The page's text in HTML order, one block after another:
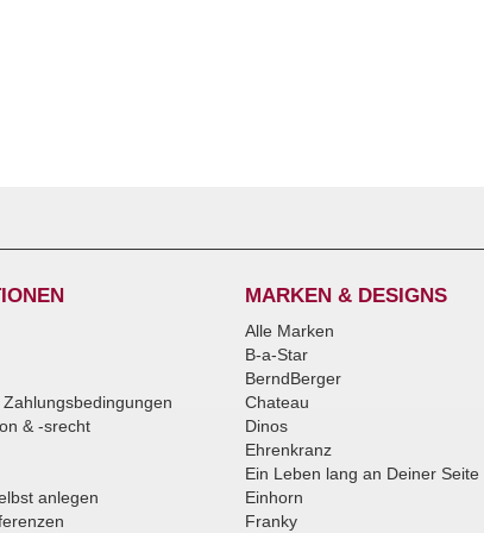
& -srecht
anlegen
MARKEN & DESIGNS
Alle Marken
B-a-Star
BerndBerger
Chateau
Dinos
Ehrenkranz
Ein Leben lang an Deiner Seite
Einhorn
Franky